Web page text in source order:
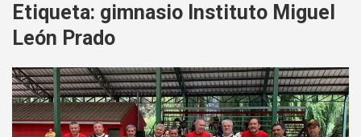
Etiqueta: gimnasio Instituto Miguel
León Prado